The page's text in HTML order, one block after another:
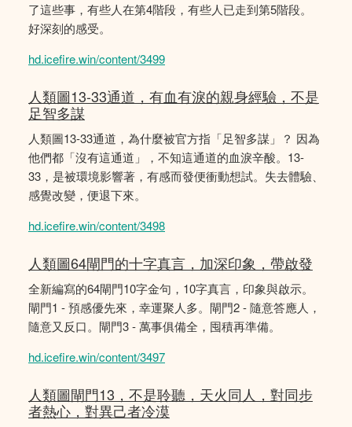
了這些事，有些人在第4階段，有些人已走到第5階段。
好深刻的感受。
hd.icefire.win/content/3499
人類圖13-33通道，有血有淚的親身經驗，不是
足智多謀
人類圖13-33通道，為什麼被官方指「足智多謀」？ 因為
他們都「沒有這通道」，不知這通道的血淚辛酸。13-
33，是被環境影響著，有感而發便衝動想試。失去體驗、
感覺改變，便退下來。
hd.icefire.win/content/3498
人類圖64閘門的十字真言，加深印象，帶啟發
全新編寫的64閘門10字金句，10字真言，印象與啟示。
閘門1 - 預感優先來，幸運聚人多。閘門2 - 隨意答應人，
隨意又反口。閘門3 - 萬事俱備全，囤積再準備。
hd.icefire.win/content/3497
人類圖閘門13，不是聆聽，天火同人，對同步
者熱心，對異己者冷漠